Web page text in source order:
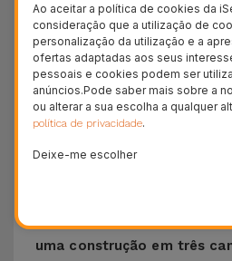
Esta Capa é compatível
15, 14, 13, 12 entre outros
recentes modelos da Apple,
iPhone 17.
Proteção de 3 camadas
Silicone
Capas Silicone
uma construção robusta e
uma construção em três
Ao aceitar a política de cookies da
consideração que a utilização de
personalização da utilização e a
ofertas adaptadas aos seus
pessoais e cookies podem ser
anúncios.Pode saber mais sobre a
ou alterar a sua escolha a qualquer
política de privacidade.
Deixe-me escolher